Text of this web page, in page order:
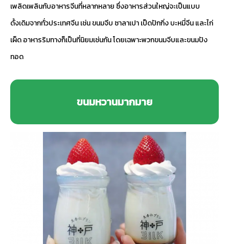
เพลิดเพลินกับอาหารจีนที่หลากหลาย ซึ่งอาหารส่วนใหญ่จะเป็นแบบ
ดั้งเดิมจากทั่วประเทศจีน เช่น ขนมจีบ ซาลาเปา เป็ดปักกิ่ง บะหมี่จีน และไก่
เผ็ด อาหารริมทางก็เป็นที่นิยมเช่นกัน โดยเฉพาะพวกขนมจีบและขนมปัง
ทอด
ขนมหวานมากมาย